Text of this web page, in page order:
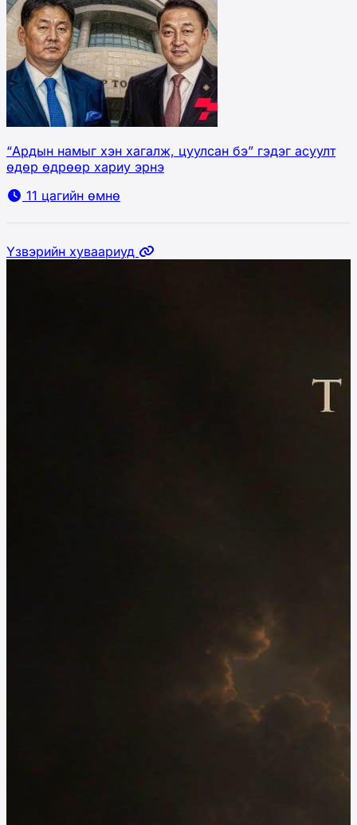
“Ардын намыг хэн хагалж, цуулсан бэ” гэдэг асуулт
өдөр өдрөөр хариу эрнэ
11 цагийн өмнө
Үзвэрийн хуваариуд